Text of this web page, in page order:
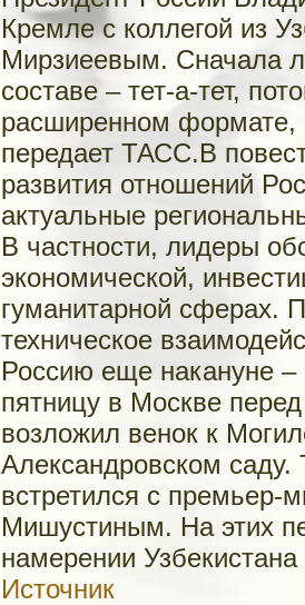
Кремле с коллегой из
Мирзиеевым. Сначала
составе – тет-а-тет,
расширенном формате,
передает ТАСС.В
развития отношений
актуальные
В частности, лидеры
экономической,
гуманитарной сферах.
техническое
Россию еще накануне –
пятницу в Москве
возложил венок к
Александровском саду.
встретился с
Мишустиным. На этих
намерении
Источник